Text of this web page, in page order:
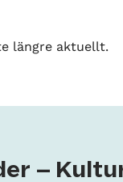
längre aktuellt.
–